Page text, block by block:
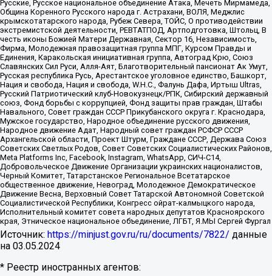
Русские, Русское национальное объединение Атака, Мечеть Мирмамеда,
Община Коренного Русского народа г. Астрахани, ВОЛЯ, Меджлис
крымскотатарского народа, Рубеж Севера, ТОЙС, О противодействии
экстремистской деятельности, РЕВТАТПОД, Артподготовка, Штольц, В
честь иконы Божией Матери Державная, Сектор 16, Независимость,
Фирма, Молодежная правозащитная группа МПГ, Курсом Правды и
Единения, Каракольская инициативная группа, Автоград Крю, Союз
Славянских Сил Руси, Алля-Аят, Благотворительный пансионат Ак Умут,
Русская республика Русь, Арестантское уголовное единство, Башкорт,
Нация и свобода, Нация и свобода, W.H.С., Фалунь Дафа, Иртыш Ultras,
Русский Патриотический клуб-Новокузнецк/РПК, Сибирский державный
союз, Фонд борьбы с коррупцией, Фонд защиты прав граждан, Штабы
Навального, Совет граждан СССР Прикубанского округа г. Краснодара,
Мужское государство, Народное объединение русского движения,
Народное движение Адат, Народный совет граждан РСФСР СССР
Архангельской области, Проект Штурм, Граждане СССР, Держава Союз
Советских Светлых Родов, Совет Советских Социалистических Районов,
Meta Platforms Inc, Facebook, Instagram, WhatsApp, СИЧ-С14,
Добровольческое Движение Организации украинских националистов,
Черный Комитет, Татарстанское Региональное Всетатарское
общественное движение, Невоград, Молодежное Демократическое
Движение Весна, Верховный Совет Татарской Автономной Советской
Социалистической Республики, Конгресс ойрат-калмыцкого народа,
Исполнительный комитет совета народных депутатов Красноярского
края, Этническое национальное объединение, ЛГБТ, Я.МЫ Сергей Фургал
Источник: https://minjust.gov.ru/ru/documents/7822/ данные
на 03.05.2024
* Реестр иностранных агентов: